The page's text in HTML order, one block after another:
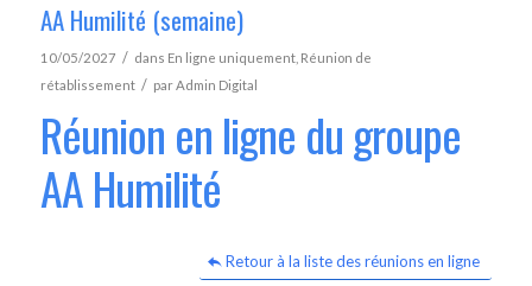
AA Humilité (semaine)
10/05/2027 / dans En ligne uniquement, Réunion de
rétablissement / parAdmin Digital
Réunion en ligne du groupe
AA Humilité
Retour à la liste des réunions en ligne